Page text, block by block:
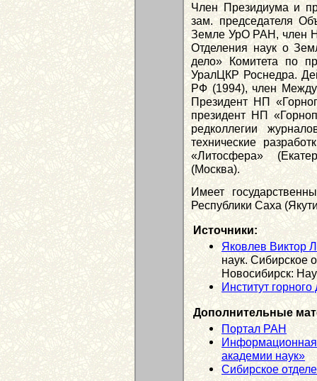
Член Президиума и
зам. председателя
Земле УрО РАН, член
Отделения наук о
дело» Комитета по
УралЦКР Роснедра.
РФ (1994), член
Президент НП
президент НП
редколлегии
технические
«Литосфера»
(Москва).
Имеет
Республики Саха
Источники:
Яковлев Виктор
наук. Сибирское
Новосибирск:
Институт
Дополнительные
Портал РАН
Информационная
академии наук»
Сибирское